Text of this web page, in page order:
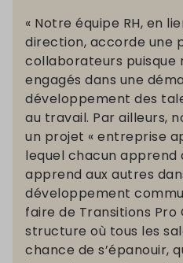
« Notre équipe RH, en
direction, accorde une
collaborateurs puisque
engagés dans une
développement des
au travail. Par ailleurs,
un projet « entreprise
lequel chacun apprend
apprend aux autres
développement
faire de Transitions Pro
structure où tous les
chance de s’épanouir,